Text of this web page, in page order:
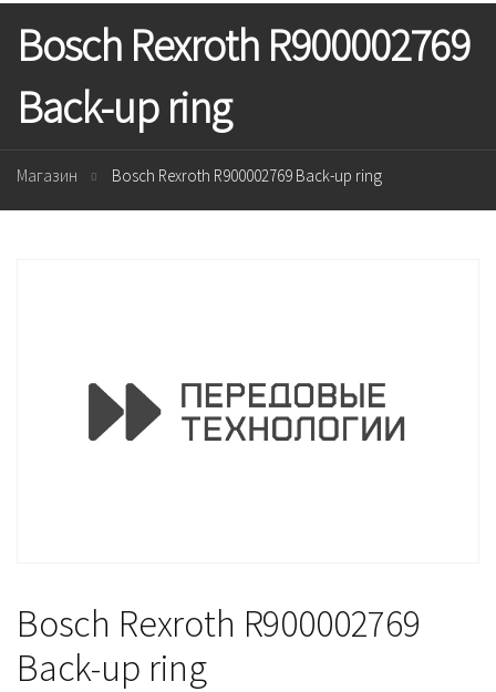
Bosch Rexroth R900002769
Back-up ring
Магазин Bosch Rexroth R900002769 Back-up ring
Bosch Rexroth R900002769
Back-up ring